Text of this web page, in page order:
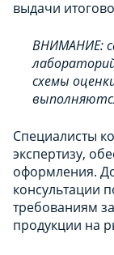
выдачи
ВНИМАНИЕ:
схемы
Специалисты
экспертизу,
оформления.
консультации
требованиям
продукции на